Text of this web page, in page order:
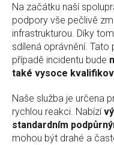
Na začátku naší
podpory vše pečlivě
infrastrukturou. Díky
sdílená oprávnění. Tato
případě incidentu bude
také vysoce
Naše služba je určena
rychlou reakci. Nabízí
standardním
mohou být drahé a